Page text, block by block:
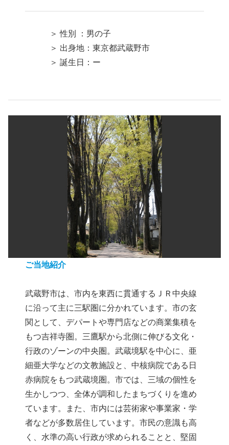
＞ 性別 ：男の子
＞ 出身地：東京都武蔵野市
＞ 誕生日：ー
ご当地紹介
武蔵野市は、市内を東西に貫通するＪＲ中央線
に沿って主に三駅圏に分かれています。市の玄
関として、デパートや専門店などの商業集積を
もつ吉祥寺圏。三鷹駅から北側に伸びる文化・
行政のゾーンの中央圏。武蔵境駅を中心に、亜
細亜大学などの文教施設と、中核病院である日
赤病院をもつ武蔵境圏。市では、三域の個性を
生かしつつ、全体が調和したまちづくりを進め
ています。また、市内には芸術家や事業家・学
者などが多数居住しています。市民の意識も高
く、水準の高い行政が求められることと、堅固